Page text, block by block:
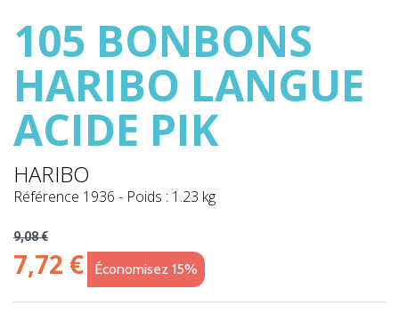
105 BONBONS
HARIBO LANGUE
ACIDE PIK
HARIBO
Référence 1936 - Poids : 1.23 kg
9,08 €
7,72 € Économisez 15%